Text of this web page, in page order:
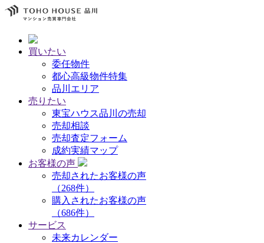
買いたい
委任物件
都心高級物件特集
品川エリア
売りたい
東宝ハウス品川の売却
売却相談
売却査定フォーム
成約実績マップ
お客様の声
売却されたお客様の声
（268件）
購入されたお客様の声
（686件）
サービス
未来カレンダー